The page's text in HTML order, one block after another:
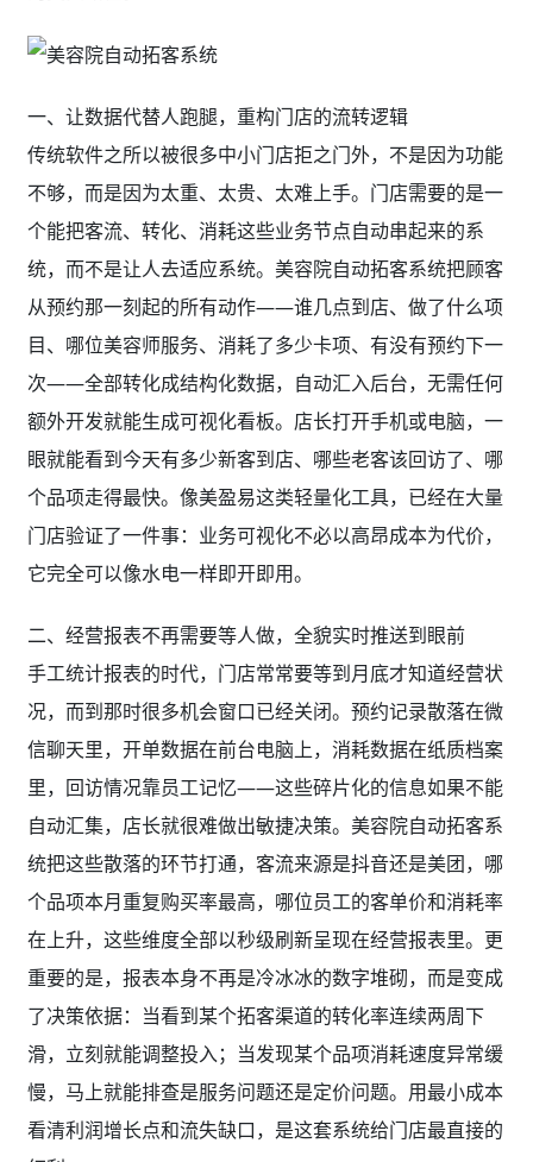
从预约那一刻起的所有动作——谁几点到店、做了什么项
目、哪位美容师服务、消耗了多少卡项、有没有预约下一
次——全部转化成结构化数据，自动汇入后台，无需任何
额外开发就能生成可视化看板。店长打开手机或电脑，一
眼就能看到今天有多少新客到店、哪些老客该回访了、哪
个品项走得最快。像美盈易这类轻量化工具，已经在大量
门店验证了一件事：业务可视化不必以高昂成本为代价，
它完全可以像水电一样即开即用。
二、经营报表不再需要等人做，全貌实时推送到眼前
手工统计报表的时代，门店常常要等到月底才知道经营状
况，而到那时很多机会窗口已经关闭。预约记录散落在微
信聊天里，开单数据在前台电脑上，消耗数据在纸质档案
里，回访情况靠员工记忆——这些碎片化的信息如果不能
自动汇集，店长就很难做出敏捷决策。美容院自动拓客系
统把这些散落的环节打通，客流来源是抖音还是美团，哪
个品项本月重复购买率最高，哪位员工的客单价和消耗率
在上升，这些维度全部以秒级刷新呈现在经营报表里。更
重要的是，报表本身不再是冷冰冰的数字堆砌，而是变成
了决策依据：当看到某个拓客渠道的转化率连续两周下
滑，立刻就能调整投入；当发现某个品项消耗速度异常缓
慢，马上就能排查是服务问题还是定价问题。用最小成本
看清利润增长点和流失缺口，是这套系统给门店最直接的
红利。
三、储值余额的动态监控，把信任资产变成可见的安全垫
储值对于美容院来说是现金流的重要来源，但也隐藏着巨
大风险。储值总额有多少在账上，人均余额处在什么水
平，顾客的消耗进度是快是慢，待耗金额会不会突然集中
兑付——这些如果只在财务脑海里，没有形成可视化趋势